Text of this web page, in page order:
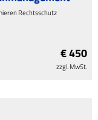
Rechtsschutz
€ 450
zzgl. MwSt.